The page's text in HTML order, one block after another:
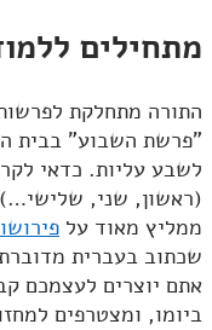
מתחילים
התורה מתחלקת
"פרשת השבוע" בבית
לשבע עליות. כדאי
(ראשון, שני,
ממליץ מאוד על
שכתוב בעברית
אתם יוצרים לעצמכם
ביומו, ומצטרפים